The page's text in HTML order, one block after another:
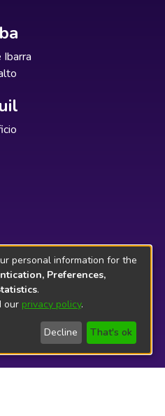
personal information for the
Preferences,
.
our privacy policy.
Decline That's ok